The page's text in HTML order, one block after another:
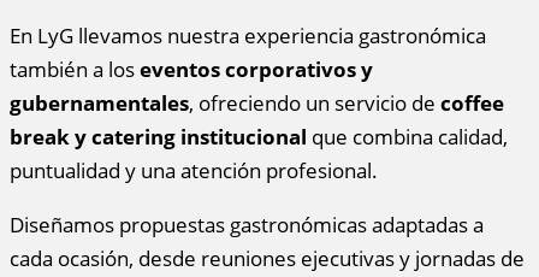
En LyG llevamos nuestra experiencia gastronómica
también a loseventos corporativos y
gubernamentales, ofreciendo un servicio de coffee
break y catering institucional que combina calidad,
puntualidad y una atención profesional.
Diseñamos propuestas gastronómicas adaptadas a
cada ocasión, desde reuniones ejecutivas y jornadas de